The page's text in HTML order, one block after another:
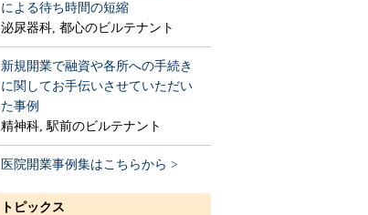
による待ち時間の短縮
泌尿器科, 都心のビルテナント
新規開業で融資や各所への手続き
に関してお手伝いさせていただい
た事例
精神科, 駅前のビルテナント
医院開業事例集はこちらから >
トピックス